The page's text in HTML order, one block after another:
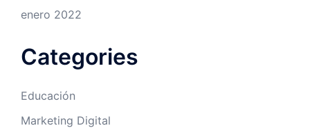
enero 2022
Categories
Educación
Marketing Digital